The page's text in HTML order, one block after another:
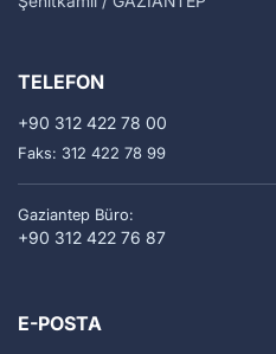
TELEFON
+90 312 422 78 00
Faks: 312 422 78 99
Gaziantep Büro:
+90 312 422 76 87
E-POSTA